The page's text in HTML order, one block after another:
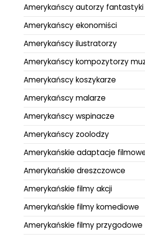
Amerykańscy autorzy fantastyki
Amerykańscy ekonomiści
Amerykańscy ilustratorzy
Amerykańscy kompozytorzy
Amerykańscy koszykarze
Amerykańscy malarze
Amerykańscy wspinacze
Amerykańscy zoolodzy
Amerykańskie adaptacje
Amerykańskie dreszczowce
Amerykańskie filmy akcji
Amerykańskie filmy komediowe
Amerykańskie filmy przygodowe